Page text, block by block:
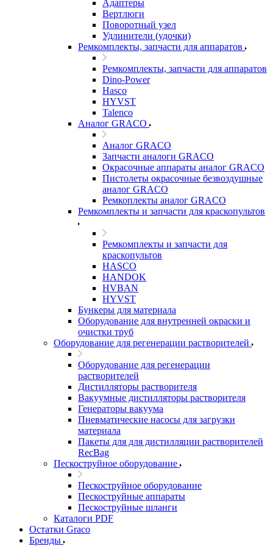
Адаптеры
Вертлюги
Поворотный узел
Удлинители (удочки)
Ремкомплекты, запчасти для аппаратов
Ремкомплекты, запчасти для аппаратов
Dino-Power
Hasco
HYVST
Talenco
Аналог GRACO
Аналог GRACO
Запчасти аналоги GRACO
Окрасочные аппараты аналог GRACO
Пистолеты окрасочные безвоздушные
аналог GRACO
Ремкоплекты аналог GRACO
Ремкомплекты и запчасти для краскопультов
Ремкомплекты и запчасти для
краскопультов
HASCO
HANDOK
HVBAN
HYVST
Бункеры для материала
Оборудование для внутренней окраски и
очистки труб
Оборудование для регенерации растворителей
Оборудование для регенерации
растворителей
Дистилляторы растворителя
Вакуумные дистилляторы растворителя
Генераторы вакуума
Пневматические насосы для загрузки
материала
Пакеты для для дистилляции растворителей
RecBag
Пескоструйное оборудование
Пескоструйное оборудование
Пескоструйные аппараты
Пескоструйные шланги
Каталоги PDF
Остатки Graco
Бренды